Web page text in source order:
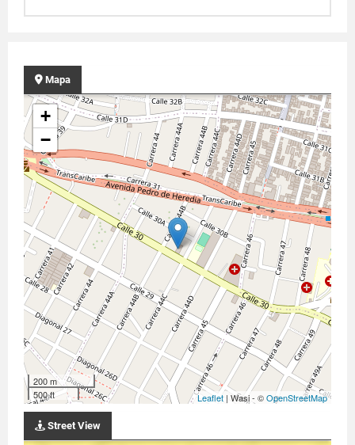
Mapa
+
−
200 m
500 ft
Leaflet | Wasi - ©OpenStreetMap
Street View